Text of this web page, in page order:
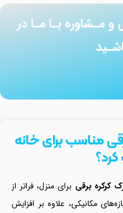
مـشاوره بـا مـا در
مناسب برای خانه
کرکره برقیبرای منزل، فراتر از
مکانیکی، علاوه بر افزایش